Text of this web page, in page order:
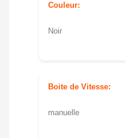
Couleur:
Noir
Boite de Vitesse:
manuelle